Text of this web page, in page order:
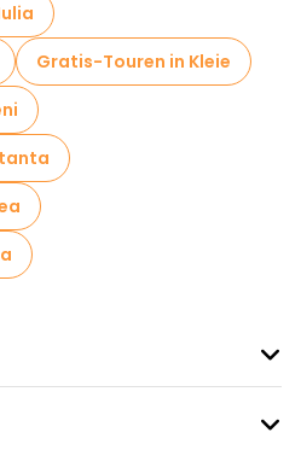
Gratis-Touren in Kleie